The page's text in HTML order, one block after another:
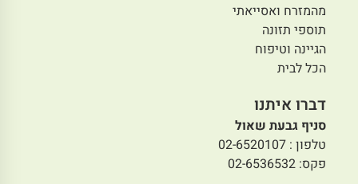
מהמזרח ואסייאתי
תוספי תזונה
הגיינה וטיפוח
הכל לבית
דברו איתנו
סניף גבעת שאול
טלפון : 02-6520107
פקס: 02-6536532